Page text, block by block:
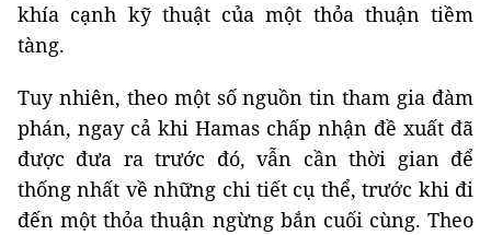
khía cạnh kỹ thuật của một thỏa thuận tiềm
tàng.
Tuy nhiên, theo một số nguồn tin tham gia đàm
phán, ngay cả khi Hamas chấp nhận đề xuất đã
được đưa ra trước đó, vẫn cần thời gian để
thống nhất về những chi tiết cụ thể, trước khi đi
đến một thỏa thuận ngừng bắn cuối cùng. Theo